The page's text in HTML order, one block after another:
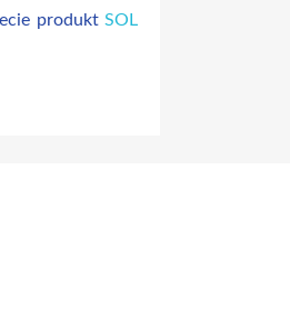
produkt SOL